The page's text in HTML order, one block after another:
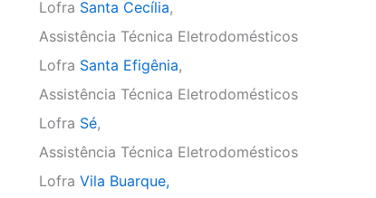
Lofra Santa Cecília,
Assistência Técnica Eletrodomésticos
Lofra Santa Efigênia,
Assistência Técnica Eletrodomésticos
Lofra Sé,
Assistência Técnica Eletrodomésticos
Lofra Vila Buarque,